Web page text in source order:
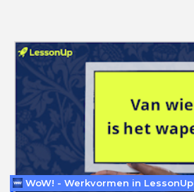
WoW! - Werkvormen in LessonUp